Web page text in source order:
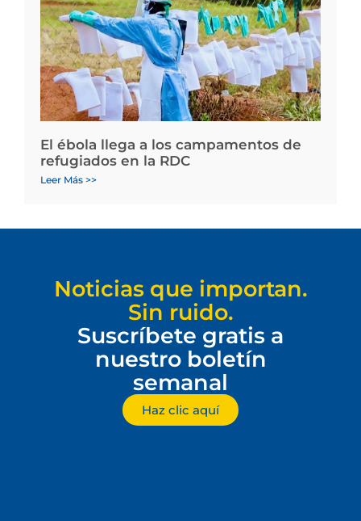
El ébola llega a los campamentos de
refugiados en la RDC
Leer Más >>
Noticias que importan.
Sin ruido.
Suscríbete gratis a
nuestro boletín
semanal
Haz clic aquí